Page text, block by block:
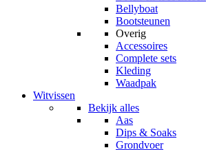
Bellyboat
Bootsteunen
Overig
Accessoires
Complete sets
Kleding
Waadpak
Witvissen
Bekijk alles
Aas
Dips & Soaks
Grondvoer